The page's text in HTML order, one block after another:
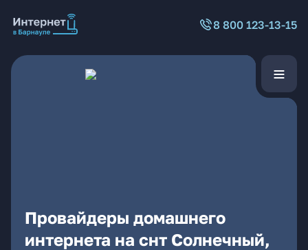
8 800 123-13-15
Провайдеры домашнего
интернета на снт Солнечный,